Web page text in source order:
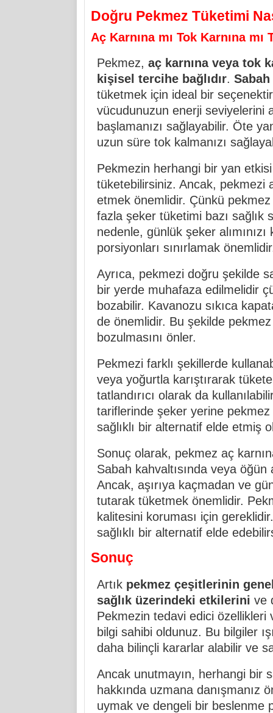
Doğru Pekmez Tüketimi
Aç Karnına mı Tok Karnına
Pekmez, aç karnına veya tok
kişisel tercihe bağlıdır.
tüketmek için ideal bir
vücudunuzun enerji seviyelerini
başlamanızı sağlayabilir. Öte
uzun süre tok kalmanızı
Pekmezin herhangi bir yan
tüketebilirsiniz. Ancak, pekmezi
etmek önemlidir. Çünkü
fazla şeker tüketimi bazı sağlık
nedenle, günlük şeker
porsiyonları sınırlamak
Ayrıca, pekmezi doğru şekilde
bir yerde muhafaza edilmelidir
bozabilir. Kavanozu sıkıca
de önemlidir. Bu şekilde
bozulmasını önler.
Pekmezi farklı şekillerde
veya yoğurtla karıştırarak
tatlandırıcı olarak da
tariflerinde şeker yerine
sağlıklı bir alternatif elde etmiş
Sonuç olarak, pekmez aç
Sabah kahvaltısında veya
Ancak, aşırıya kaçmadan ve
tutarak tüketmek önemlidir.
kalitesini koruması için
sağlıklı bir alternatif elde
Sonuç
Artık pekmez çeşitlerinin
sağlık üzerindeki etkilerini ve
Pekmezin tedavi edici özellikleri
bilgi sahibi oldunuz. Bu bilgiler
daha bilinçli kararlar alabilir ve
Ancak unutmayın, herhangi bir
hakkında uzmana danışmanız
uymak ve dengeli bir beslenme